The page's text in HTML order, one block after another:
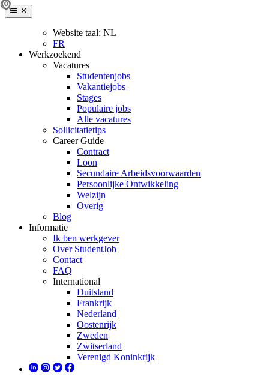
Website taal: NL
FR
Werkzoekend
Vacatures
Studentenjobs
Vakantiejobs
Stages
Populaire jobs
Alle vacatures
Sollicitatietips
Career Guide
Contract
Loon
Secundaire Arbeidsvoorwaarden
Persoonlijke Ontwikkeling
Welzijn
Overig
Blog
Informatie
Ik ben werkgever
Over StudentJob
Contact
FAQ
International
Duitsland
Frankrijk
Nederland
Oostenrijk
Zweden
Zwitserland
Verenigd Koninkrijk